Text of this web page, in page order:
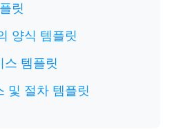
릿
양식 템플릿
템플릿
및 절차 템플릿